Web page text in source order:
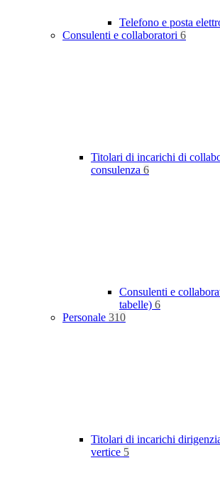
Telefono e posta
Consulenti e collaboratori 6
Titolari di incarichi di
consulenza 6
Consulenti e
tabelle) 6
Personale 310
Titolari di incarichi
vertice 5